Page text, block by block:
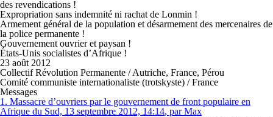
des revendications !
Expropriation sans indemnité ni rachat de Lonmin !
Armement général de la population et désarmement des mercenaires de
la police permanente !
Gouvernement ouvrier et paysan !
États-Unis socialistes d’Afrique !
23 août 2012
Collectif Révolution Permanente / Autriche, France, Pérou
Comité communiste internationaliste (trotskyste) / France
Messages
1. Massacre d’ouvriers par le gouvernement de front populaire en
Afrique du Sud, 13 septembre 2012, 14:14, parMax